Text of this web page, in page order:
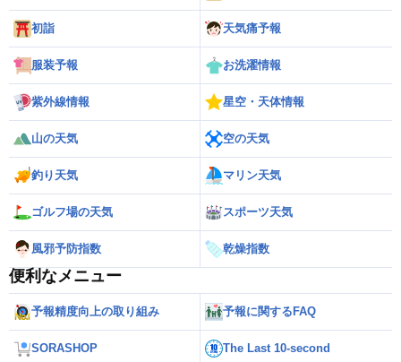
初詣 天気痛予報
服装予報 お洗濯情報
紫外線情報 星空・天体情報
山の天気 空の天気
釣り天気 マリン天気
ゴルフ場の天気 スポーツ天気
風邪予防指数 乾燥指数
便利なメニュー
予報精度向上の取り組み 予報に関するFAQ
SORASHOP The Last 10-second